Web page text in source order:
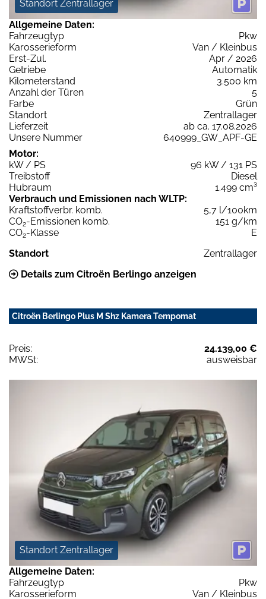
Standort Zentrallager
Allgemeine Daten:
Fahrzeugtyp
Pkw
Karosserieform
Van / Kleinbus
Erst-Zul.
Apr / 2026
Getriebe
Automatik
Kilometerstand
3.500 km
Anzahl der Türen
5
Farbe
Grün
Standort
Zentrallager
Lieferzeit
ab ca. 17.08.2026
Unsere Nummer
640999_GW_APF-GE
Motor:
kW / PS
96 kW / 131 PS
Treibstoff
Diesel
Hubraum
1.499 cm³
Verbrauch und Emissionen nach WLTP:
Kraftstoffverbr. komb.
5,7 l/100km
CO2-Emissionen komb.
151 g/km
CO2-Klasse
E
Standort
Zentrallager
Details zum Citroën Berlingo anzeigen
Citroën Berlingo Plus M Shz Kamera Tempomat
Preis:
24.139,00 €
MWSt:
ausweisbar
Standort Zentrallager
Allgemeine Daten:
Fahrzeugtyp
Pkw
Karosserieform
Van / Kleinbus